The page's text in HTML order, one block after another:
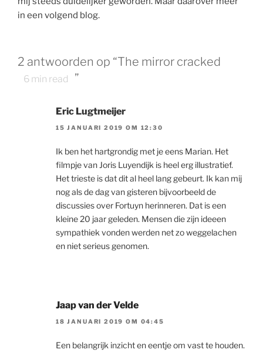
in een volgend blog.
2 antwoorden op “The mirror cracked
6 min read ”
Eric Lugtmeijer
15 JANUARI 2019 OM 12:30
Ik ben het hartgrondig met je eens Marian. Het
filmpje van Joris Luyendijk is heel erg illustratief.
Het trieste is dat dit al heel lang gebeurt. Ik kan mij
nog als de dag van gisteren bijvoorbeeld de
discussies over Fortuyn herinneren. Dat is een
kleine 20 jaar geleden. Mensen die zijn ideeen
sympathiek vonden werden net zo weggelachen
en niet serieus genomen.
Jaap van der Velde
18 JANUARI 2019 OM 04:45
Een belangrijk inzicht en eentje om vast te houden.